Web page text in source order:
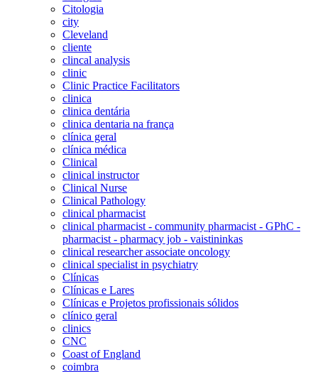
Citologia
city
Cleveland
cliente
clincal analysis
clinic
Clinic Practice Facilitators
clinica
clinica dentária
clinica dentaria na frança
clínica geral
clínica médica
Clinical
clinical instructor
Clinical Nurse
Clinical Pathology
clinical pharmacist
clinical pharmacist - community pharmacist - GPhC -
pharmacist - pharmacy job - vaistininkas
clinical researcher associate oncology
clinical specialist in psychiatry
Clínicas
Clínicas e Lares
Clínicas e Projetos profissionais sólidos
clínico geral
clinics
CNC
Coast of England
coimbra